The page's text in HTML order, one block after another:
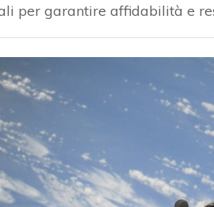
per garantire affidabilità e